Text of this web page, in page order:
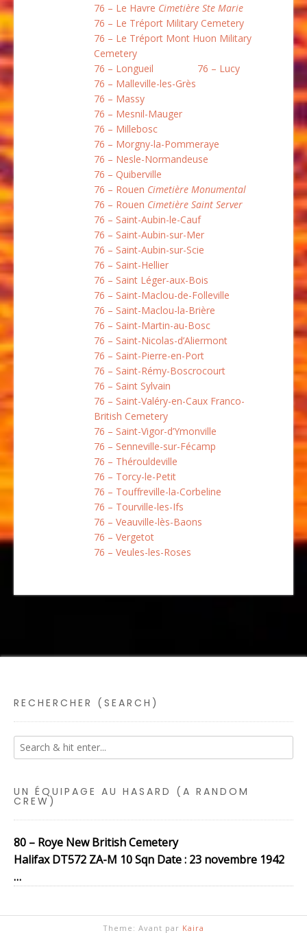
76 – Le Havre Cimetière Ste Marie
76 – Le Tréport Military Cemetery
76 – Le Tréport Mont Huon Military
Cemetery
76 – Longueil
76 – Lucy
76 – Malleville-les-Grès
76 – Massy
76 – Mesnil-Mauger
76 – Millebosc
76 – Morgny-la-Pommeraye
76 – Nesle-Normandeuse
76 – Quiberville
76 – Rouen Cimetière Monumental
76 – Rouen Cimetière Saint Server
76 – Saint-Aubin-le-Cauf
76 – Saint-Aubin-sur-Mer
76 – Saint-Aubin-sur-Scie
76 – Saint-Hellier
76 – Saint Léger-aux-Bois
76 – Saint-Maclou-de-Folleville
76 – Saint-Maclou-la-Brière
76 – Saint-Martin-au-Bosc
76 – Saint-Nicolas-d’Aliermont
76 – Saint-Pierre-en-Port
76 – Saint-Rémy-Boscrocourt
76 – Saint Sylvain
76 – Saint-Valéry-en-Caux Franco-
British Cemetery
76 – Saint-Vigor-d’Ymonville
76 – Senneville-sur-Fécamp
76 – Thérouldeville
76 – Torcy-le-Petit
76 – Touffreville-la-Corbeline
76 – Tourville-les-Ifs
76 – Veauville-lès-Baons
76 – Vergetot
76 – Veules-les-Roses
RECHERCHER (SEARCH)
UN ÉQUIPAGE AU HASARD (A RANDOM
CREW)
80 – Roye New British Cemetery
Halifax DT572 ZA-M 10 Sqn Date : 23 novembre 1942
…
Theme: Avant par Kaira